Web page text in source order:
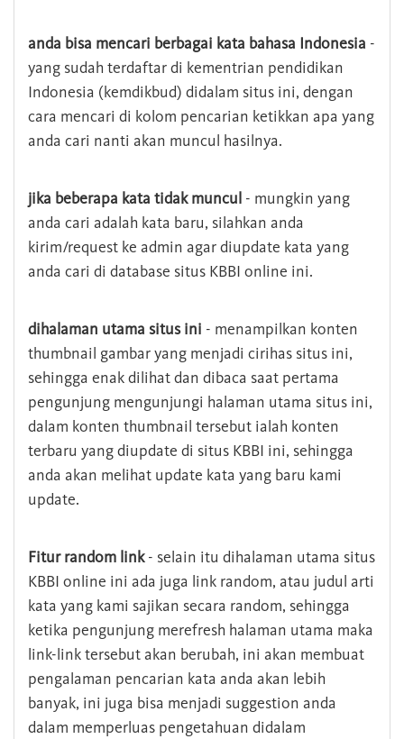
anda bisa mencari berbagai kata bahasa Indonesia -
yang sudah terdaftar di kementrian pendidikan
Indonesia (kemdikbud) didalam situs ini, dengan
cara mencari di kolom pencarian ketikkan apa yang
anda cari nanti akan muncul hasilnya.
jika beberapa kata tidak muncul - mungkin yang
anda cari adalah kata baru, silahkan anda
kirim/request ke admin agar diupdate kata yang
anda cari di database situs KBBI online ini.
dihalaman utama situs ini - menampilkan konten
thumbnail gambar yang menjadi cirihas situs ini,
sehingga enak dilihat dan dibaca saat pertama
pengunjung mengunjungi halaman utama situs ini,
dalam konten thumbnail tersebut ialah konten
terbaru yang diupdate di situs KBBI ini, sehingga
anda akan melihat update kata yang baru kami
update.
Fitur random link- selain itu dihalaman utama situs
KBBI online ini ada juga link random, atau judul arti
kata yang kami sajikan secara random, sehingga
ketika pengunjung merefresh halaman utama maka
link-link tersebut akan berubah, ini akan membuat
pengalaman pencarian kata anda akan lebih
banyak, ini juga bisa menjadi suggestion anda
dalam memperluas pengetahuan didalam